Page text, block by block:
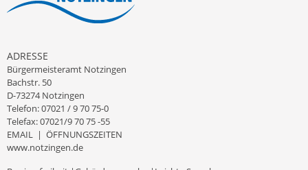
ADRESSE
Bürgermeisteramt Notzingen
Bachstr. 50
D-73274 Notzingen
Telefon: 07021 / 9 70 75-0
Telefax: 07021/9 70 75 -55
EMAIL | ÖFFNUNGSZEITEN
www.notzingen.de